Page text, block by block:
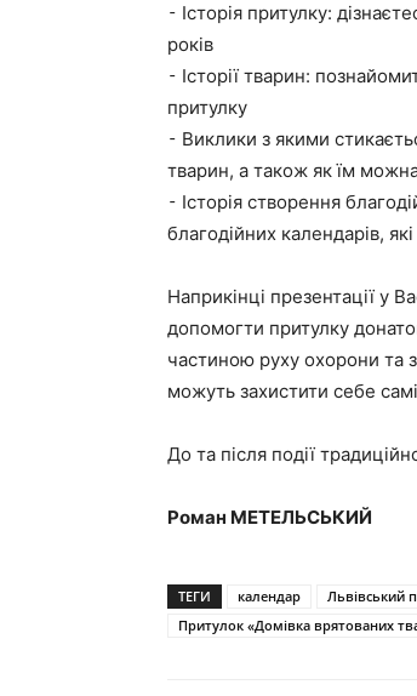
⁃ Історія притулку:
років
⁃ Історії тварин:
притулку
⁃ Виклики з якими
тварин, а також як їм
⁃ Історія створення
благодійних календарів,
Наприкінці презентації у
допомогти притулку
частиною руху охорони та
можуть захистити себе
До та після події
Роман МЕТЕЛЬСЬКИЙ
ТЕГИ календар Львівський
Притулок «Домівка врятованих